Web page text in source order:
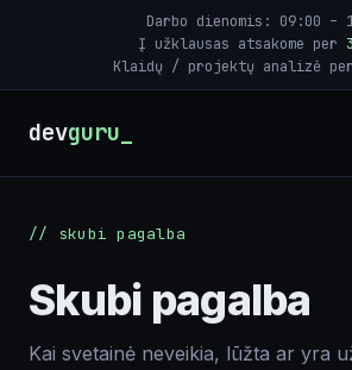
Darbo dienomis: 09:00 –
Į užklausas atsakome per
Klaidų / projektų analizė per
devguru
Svetainių priežiūra
Skubi pagalba
// skubi pagalba
Skubi pagalba
Kai svetainė neveikia, lūžta ar yra